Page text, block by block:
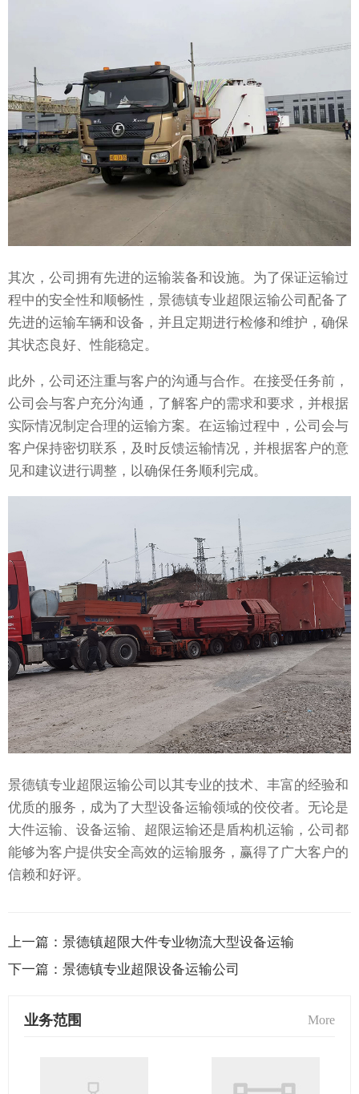
其次，公司拥有先进的运输装备和设施。为了保证运输过
程中的安全性和顺畅性，景德镇专业超限运输公司配备了
先进的运输车辆和设备，并且定期进行检修和维护，确保
其状态良好、性能稳定。
此外，公司还注重与客户的沟通与合作。在接受任务前，
公司会与客户充分沟通，了解客户的需求和要求，并根据
实际情况制定合理的运输方案。在运输过程中，公司会与
客户保持密切联系，及时反馈运输情况，并根据客户的意
见和建议进行调整，以确保任务顺利完成。
景德镇专业超限运输公司以其专业的技术、丰富的经验和
优质的服务，成为了大型设备运输领域的佼佼者。无论是
大件运输、设备运输、超限运输还是盾构机运输，公司都
能够为客户提供安全高效的运输服务，赢得了广大客户的
信赖和好评。
上一篇： 景德镇超限大件专业物流大型设备运输
下一篇： 景德镇专业超限设备运输公司
业务范围 More